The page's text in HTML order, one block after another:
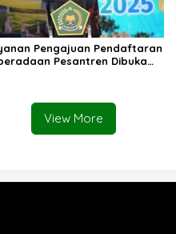
Pengajuan Pendaftaran
Pesantren Dibuka
View More